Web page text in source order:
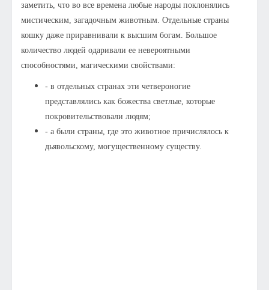
заметить, что во все времена любые народы поклонялись
мистическим, загадочным животным. Отдельные страны
кошку даже приравнивали к высшим богам. Большое
количество людей одаривали ее невероятными
способностями, магическими свойствами:
- в отдельных странах эти четвероногие
представлялись как божества светлые, которые
покровительствовали людям;
- а были страны, где это животное причислялось к
дьявольскому, могущественному существу.